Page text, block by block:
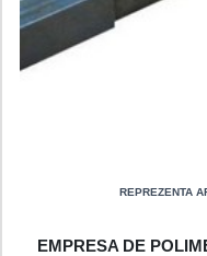
REPREZENTA
EMPRESA DE